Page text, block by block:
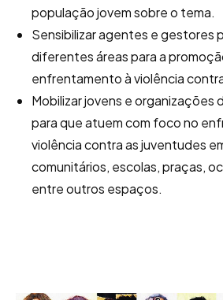
população jovem sobre o tema.
Sensibilizar agentes e gestores
diferentes áreas para a
enfrentamento à violência
Mobilizar jovens e organizações
para que atuem com foco no
violência contra as juventudes
comunitários, escolas, praças,
entre outros espaços.